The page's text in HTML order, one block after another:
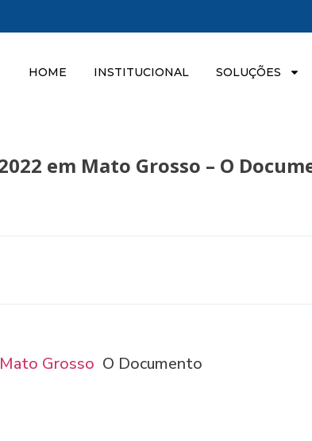
HOME INSTITUCIONAL SOLUÇÕES
em Mato Grosso – O
Grosso O Documento